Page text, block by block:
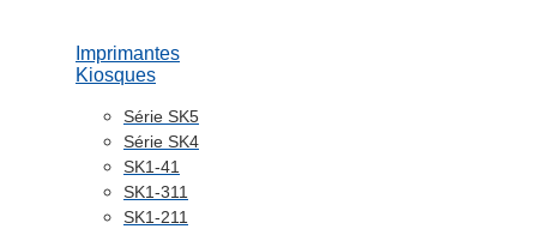
Imprimantes
Kiosques
Série SK5
Série SK4
SK1-41
SK1-311
SK1-211